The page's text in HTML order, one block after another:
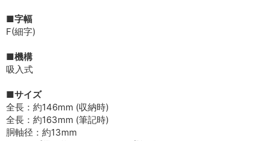
■字幅
F(細字)
■機構
吸入式
■サイズ
全長：約146mm (収納時)
全長：約163mm (筆記時)
胴軸径：約13mm